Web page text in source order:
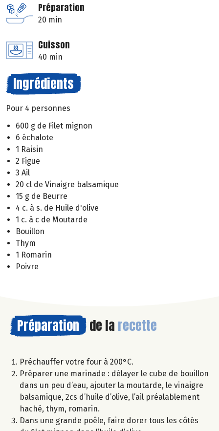
Préparation
20 min
Cuisson
40 min
Ingrédients
Pour 4 personnes
600 g de Filet mignon
6 échalote
1 Raisin
2 Figue
3 Ail
20 cl de Vinaigre balsamique
15 g de Beurre
4 c. à s. de Huile d'olive
1 c. à c de Moutarde
Bouillon
Thym
1 Romarin
Poivre
Préparation de la recette
Préchauffer votre four à 200°C.
Préparer une marinade : délayer le cube de bouillon
dans un peu d’eau, ajouter la moutarde, le vinaigre
balsamique, 2cs d’huile d’olive, l’ail préalablement
haché, thym, romarin.
Dans une grande poêle, faire dorer tous les côtés